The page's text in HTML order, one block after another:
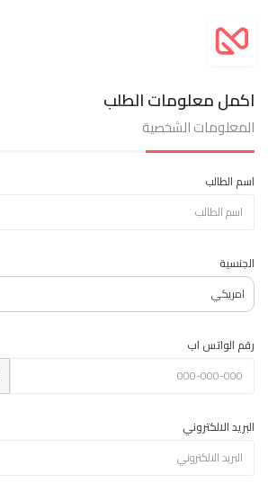
اكمل معلومات الطلب
المعلومات الشخصية
اسم الطالب
الجنسية
امريكي
رقم الواتس اب
البريد الالكتروني